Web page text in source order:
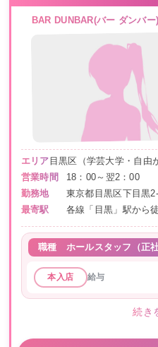
BAR DUNBAR(バー ダンバー)
エリア 目黒区（学芸大学・自由
営業時間
18：00～翌2：00
勤務地
東京都目黒区下目黒
最寄駅
各線「目黒」駅から
職種 ホールスタッフ（正社
本入店 給与
続き